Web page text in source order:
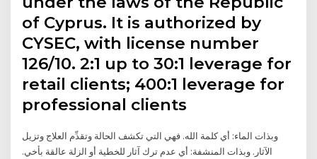
of Cyprus. It is authorized by
CYSEC, with license number
126/10. 2:1 up to 30:1 leverage for
retail clients; 400:1 leverage for
professional clients
وبذات الماء: أي كلمة الله. فهي التي تكشف الحالة وتقدِّم العلاج وتزيل
الآثار. وبذات المنشفة: أي عدم ترك آثار للخطية أو الزلة عالقة بأخي.